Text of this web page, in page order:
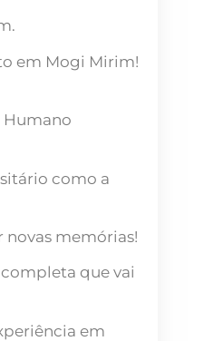
em Mogi Mirim!
Humano
como a
novas memórias!
que vai
em